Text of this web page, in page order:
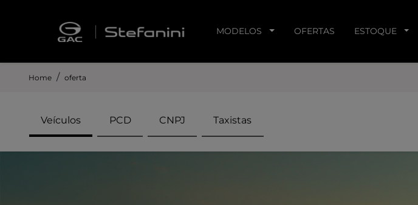
MODELOS OFERTAS ESTOQUE
Home oferta
Veículos PCD CNPJ Taxistas